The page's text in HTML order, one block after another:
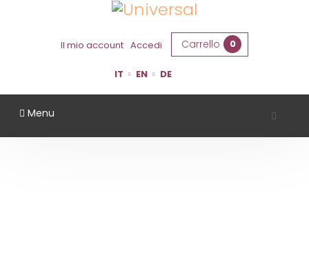
Il mio account Accedi Carrello 0
IT EN DE
Menu